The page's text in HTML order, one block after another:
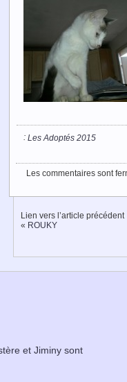
: Les Adoptés 2015
Les commentaires sont
Lien vers l’article précédent
« ROUKY
et Jiminy sont